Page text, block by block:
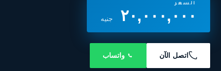
السعر
٢٠,٠٠٠,٠٠٠ جنيه
اتصل الآن واتساب